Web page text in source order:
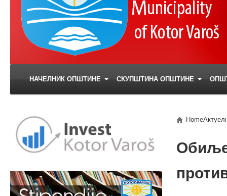
НАЧЕЛНИК ОПШТИНЕ СКУПШТИНА ОПШТИНЕ
Home